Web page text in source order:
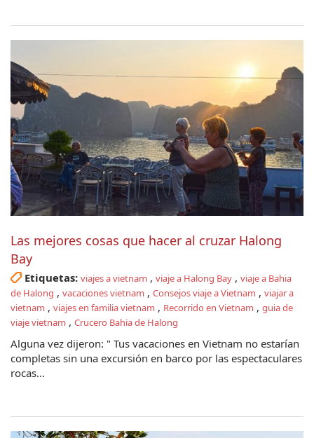
Las mejores cosas que hacer al cruzar Halong
Bay
Etiquetas: viajes a vietnam , viaje a Halong Bay , viaje a Bahia
de Halong , vacaciones vietnam , Consejos viaje a Vietnam , viajar a
vietnam , viajes en familia vietnam , Recorrido en Vietnam , guia de
viaje vietnam , Crucero Bahia de Halong
Alguna vez dijeron: " Tus vacaciones en Vietnam no estarían
completas sin una excursión en barco por las espectaculares
rocas...